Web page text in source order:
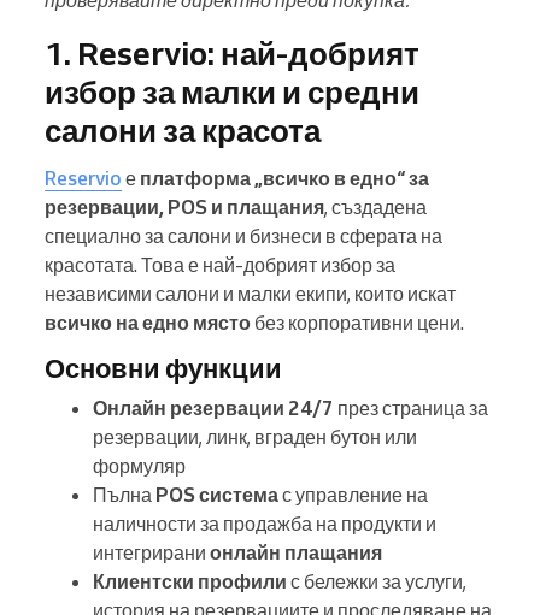
1. Reservio: най-добрият
избор за малки и средни
салони за красота
Reservio е платформа „всичко в едно“ за
резервации, POS и плащания, създадена
специално за салони и бизнеси в сферата на
красотата. Това е най-добрият избор за
независими салони и малки екипи, които искат
всичко на едно място без корпоративни цени.
Основни функции
Онлайн резервации 24/7 през страница за
резервации, линк, вграден бутон или
формуляр
Пълна POS системас управление на
наличности за продажба на продукти и
интегрирани онлайн плащания
Клиентски профили с бележки за услуги,